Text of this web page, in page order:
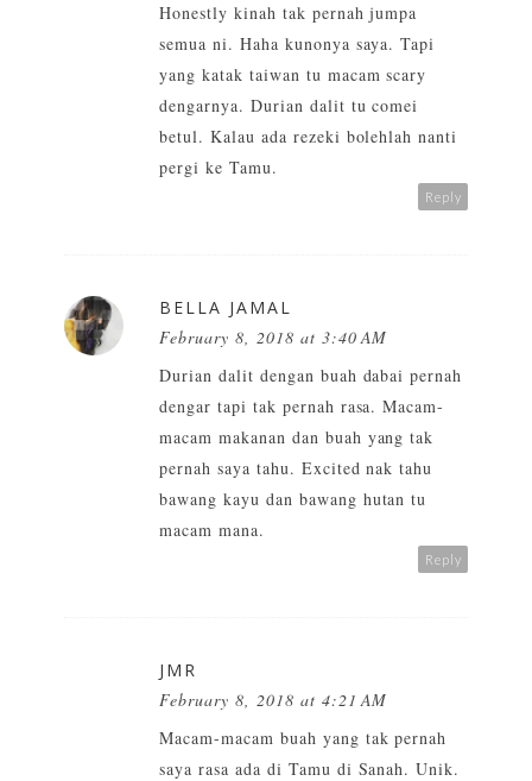
Honestly kinah tak pernah jumpa
semua ni. Haha kunonya saya. Tapi
yang katak taiwan tu macam scary
dengarnya. Durian dalit tu comei
betul. Kalau ada rezeki bolehlah nanti
pergi ke Tamu.
Reply
BELLA JAMAL
February 8, 2018 at 3:40 AM
Durian dalit dengan buah dabai pernah
dengar tapi tak pernah rasa. Macam-
macam makanan dan buah yang tak
pernah saya tahu. Excited nak tahu
bawang kayu dan bawang hutan tu
macam mana.
Reply
JMR
February 8, 2018 at 4:21 AM
Macam-macam buah yang tak pernah
saya rasa ada di Tamu di Sanah. Unik.